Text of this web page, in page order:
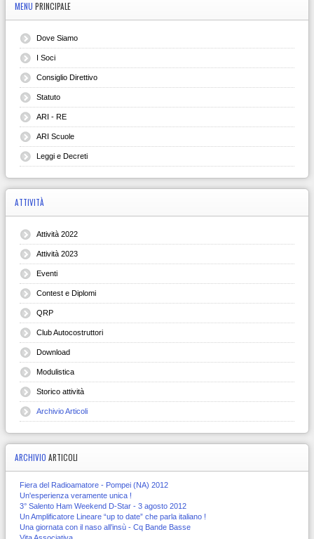
MENU PRINCIPALE
Dove Siamo
I Soci
Consiglio Direttivo
Statuto
ARI - RE
ARI Scuole
Leggi e Decreti
ATTIVITÀ
Attività 2022
Attività 2023
Eventi
Contest e Diplomi
QRP
Club Autocostruttori
Download
Modulistica
Storico attività
Archivio Articoli
ARCHIVIO ARTICOLI
Fiera del Radioamatore - Pompei (NA) 2012
Un'esperienza veramente unica !
3° Salento Ham Weekend D-Star - 3 agosto 2012
Un Amplificatore Lineare “up to date” che parla italiano !
Una giornata con il naso all’insù - Cq Bande Basse